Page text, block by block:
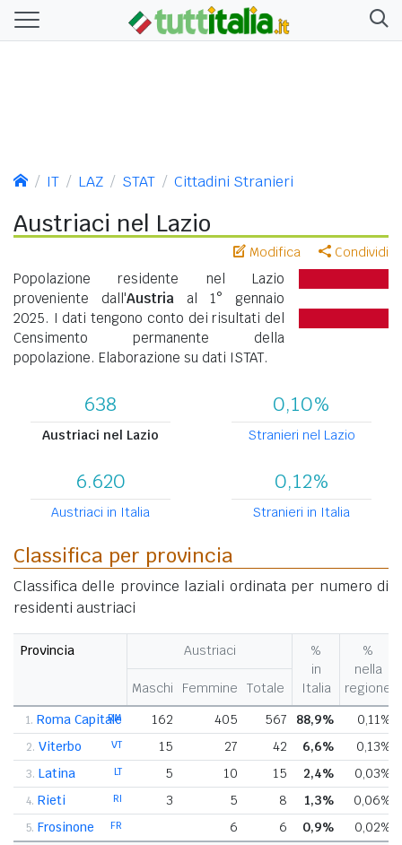
IT LAZ STAT Cittadini Stranieri
Austriaci nel Lazio
Modifica Condividi
Popolazione residente nel Lazio
proveniente dall'Austria al 1° gennaio
2025. I dati tengono conto dei risultati del
Censimento permanente della
popolazione. Elaborazione su dati ISTAT.
638
Austriaci nel Lazio
0,10%
Stranieri nel Lazio
6.620
Austriaci in Italia
0,12%
Stranieri in Italia
Classifica per provincia
Classifica delle province laziali ordinata per numero di
residenti austriaci
Provincia Austriaci
%
in
Italia
%
nella
regione
Maschi Femmine Totale
1. RM
Roma Capitale 162 405 567 88,9% 0,11%
2. VT
Viterbo 15 27 42 6,6% 0,13%
3. LT
Latina 5 10 15 2,4% 0,03%
4. RI
Rieti 3 5 8 1,3% 0,06%
5. FR
Frosinone 6 6 0,9%
0,02%